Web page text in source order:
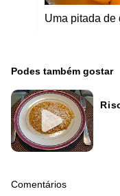
Uma pitada
Podes também gostar
Comentários